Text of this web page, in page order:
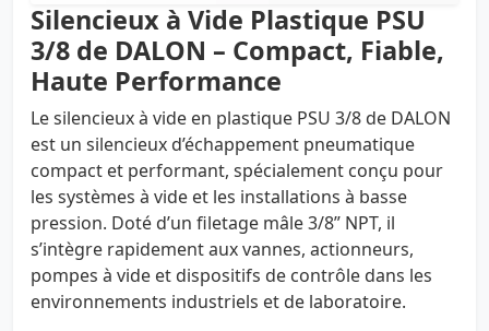
Silencieux à Vide Plastique PSU
3/8 de DALON – Compact, Fiable,
Haute Performance
Le silencieux à vide en plastique PSU 3/8 de DALON
est un silencieux d’échappement pneumatique
compact et performant, spécialement conçu pour
les systèmes à vide et les installations à basse
pression. Doté d’un filetage mâle 3/8” NPT, il
s’intègre rapidement aux vannes, actionneurs,
pompes à vide et dispositifs de contrôle dans les
environnements industriels et de laboratoire.